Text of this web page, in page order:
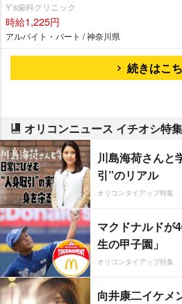
Y’s歯科クリニック
時給1,225円
アルバイト・パート / 神奈川県
続きはこ
オリコンニュース イチオシ特集
川島海荷さんと
引”のリアル
オリコンタイアップ特集
マクドナルドが
生の甲子園」
オリコンタイアップ特集
向井康二イケメ